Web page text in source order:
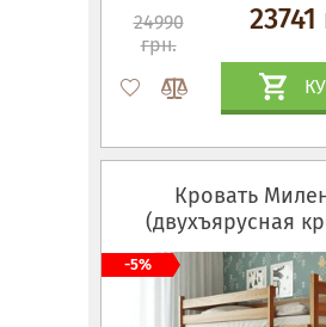
24990
грн.
Кровать
(двухъярусная
-5%